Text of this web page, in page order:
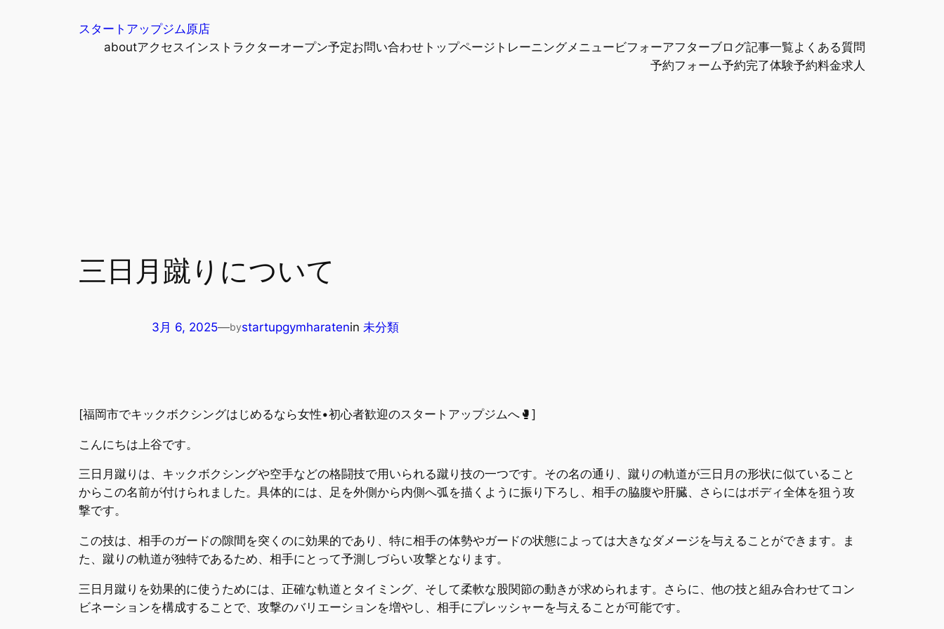
スタートアップジム原店
aboutアクセスインストラクターオープン予定お問い合わせ トップページ トレーニングメニュー ビフォーアフターブログ記事一覧よくある質問
予約フォーム予約完了体験予約料金求人
三日月蹴りについて
3月 6, 2025—bystartupgymharatenin 未分類
[福岡市でキックボクシングはじめるなら女性•初心者歓迎のスタートアップジムへ🥊]
こんにちは上谷です。
三日月蹴りは、キックボクシングや空手などの格闘技で用いられる蹴り技の一つです。その名の通り、蹴りの軌道が三日月の形状に似ていること
からこの名前が付けられました。具体的には、足を外側から内側へ弧を描くように振り下ろし、相手の脇腹や肝臓、さらにはボディ全体を狙う攻
撃です。
この技は、相手のガードの隙間を突くのに効果的であり、特に相手の体勢やガードの状態によっては大きなダメージを与えることができます。ま
た、蹴りの軌道が独特であるため、相手にとって予測しづらい攻撃となります。
三日月蹴りを効果的に使うためには、正確な軌道とタイミング、そして柔軟な股関節の動きが求められます。さらに、他の技と組み合わせてコン
ビネーションを構成することで、攻撃のバリエーションを増やし、相手にプレッシャーを与えることが可能です。